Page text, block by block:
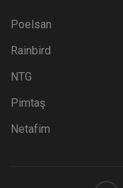
Poelsan
Rainbird
NTG
Pimtaş
Netafim